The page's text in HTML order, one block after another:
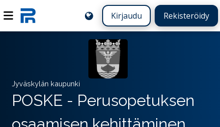
Kirjaudu Rekisteröidy
Jyväskylän kaupunki
POSKE - Perusopetuksen